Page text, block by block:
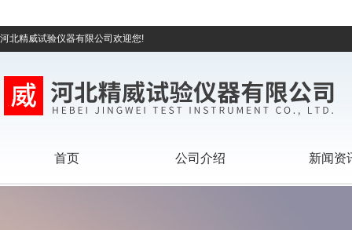
河北精威试验仪器有限公司欢迎您!
首页 公司介绍 新闻资